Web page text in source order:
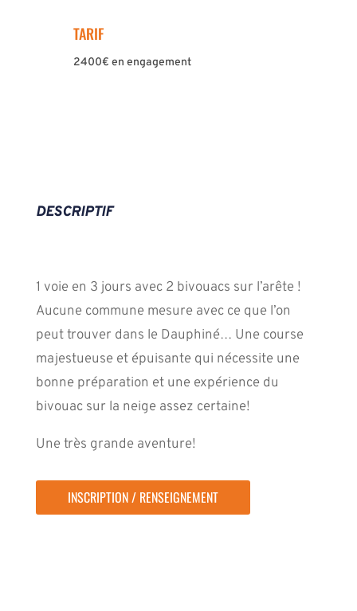
TARIF
2400€ en engagement
DESCRIPTIF
1 voie en 3 jours avec 2 bivouacs sur l’arête !
Aucune commune mesure avec ce que l’on
peut trouver dans le Dauphiné… Une course
majestueuse et épuisante qui nécessite une
bonne préparation et une expérience du
bivouac sur la neige assez certaine!
Une très grande aventure!
INSCRIPTION / RENSEIGNEMENT